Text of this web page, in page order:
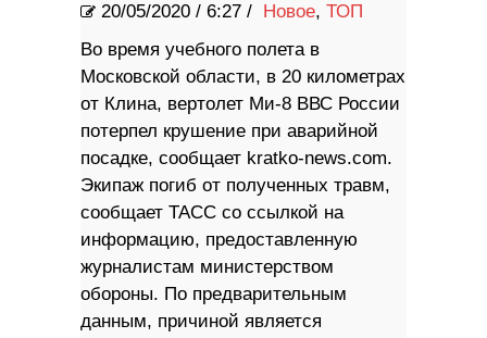
20/05/2020 / 6:27 / Новое, ТОП
Во время учебного полета в
Московской области, в 20 километрах
от Клина, вертолет Ми-8 ВВС России
потерпел крушение при аварийной
посадке, сообщает kratko-news.com.
Экипаж погиб от полученных травм,
сообщает ТАСС со ссылкой на
информацию, предоставленную
журналистам министерством
обороны. По предварительным
данным, причиной является